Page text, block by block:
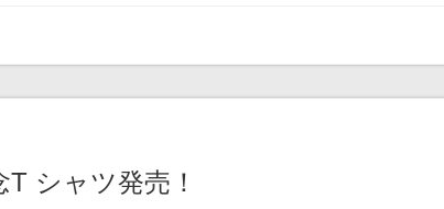
T シャツ発売！